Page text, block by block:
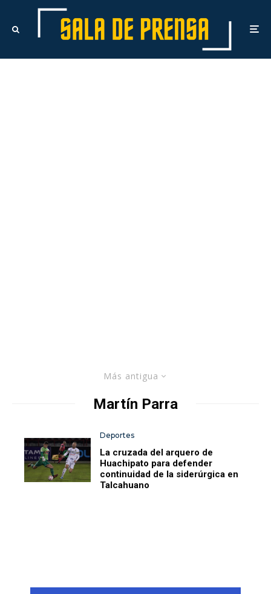
Más antigua
Martín Parra
Deportes
La cruzada del arquero de
Huachipato para defender
continuidad de la siderúrgica en
Talcahuano